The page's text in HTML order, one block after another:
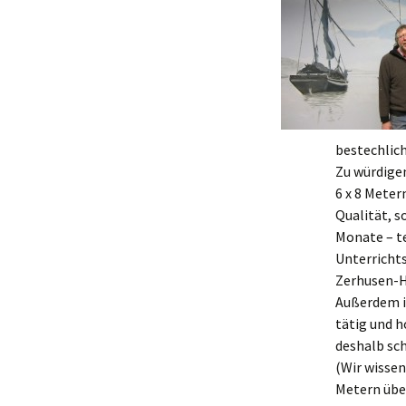
Die
Zu
6 x 8
Qualität,
Monate –
Zerhusen-
Außerdem
tätig und
deshalb
(Wir
Metern